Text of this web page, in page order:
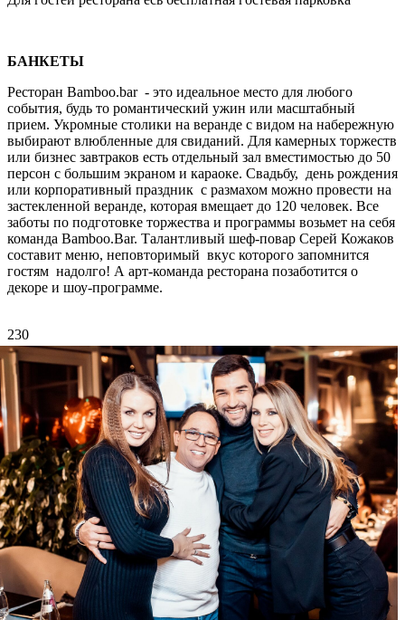
БАНКЕТЫ
Ресторан Bamboo.bar - это идеальное место для любого
события, будь то романтический ужин или масштабный
прием. Укромные столики на веранде с видом на набережную
выбирают влюбленные для свиданий. Для камерных торжеств
или бизнес завтраков есть отдельный зал вместимостью до 50
персон с большим экраном и караоке. Свадьбу, день рождения
или корпоративный праздник с размахом можно провести на
застекленной веранде, которая вмещает до 120 человек. Все
заботы по подготовке торжества и программы возьмет на себя
команда Bamboo.Bar. Талантливый шеф-повар Серей Кожаков
составит меню, неповторимый вкус которого запомнится
гостям надолго! А арт-команда ресторана позаботится о
декоре и шоу-программе.
230
фоторепортажи